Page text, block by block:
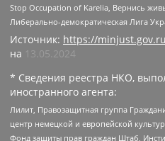
Stop Occupation of Karelia, Вернись
Либерально-демократическая Лига
Источник: https://
на 13.05.2024
* Сведения реестра НКО,
иностранного агента:
Лилит, Правозащитная группа
центр немецкой и европейской
Фонд защиты прав граждан Штаб,